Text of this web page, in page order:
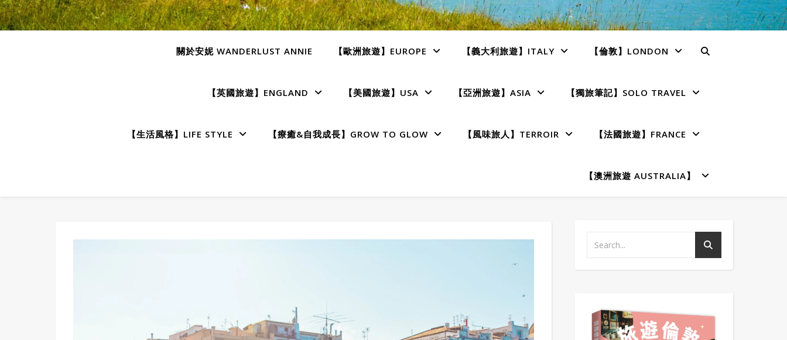
關於安妮 WANDERLUST ANNIE 【歐洲旅遊】EUROPE 【義大利旅遊】ITALY 【倫敦】LONDON
【英國旅遊】ENGLAND 【美國旅遊】USA 【亞洲旅遊】ASIA 【獨旅筆記】SOLO TRAVEL
【生活風格】LIFE STYLE 【療癒&自我成長】GROW TO GLOW 【風味旅人】TERROIR 【法國旅遊】FRANCE
【澳洲旅遊 AUSTRALIA】